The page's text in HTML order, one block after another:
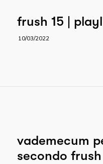
frush 15 |
10/03/2022
vademecum
secondo frush